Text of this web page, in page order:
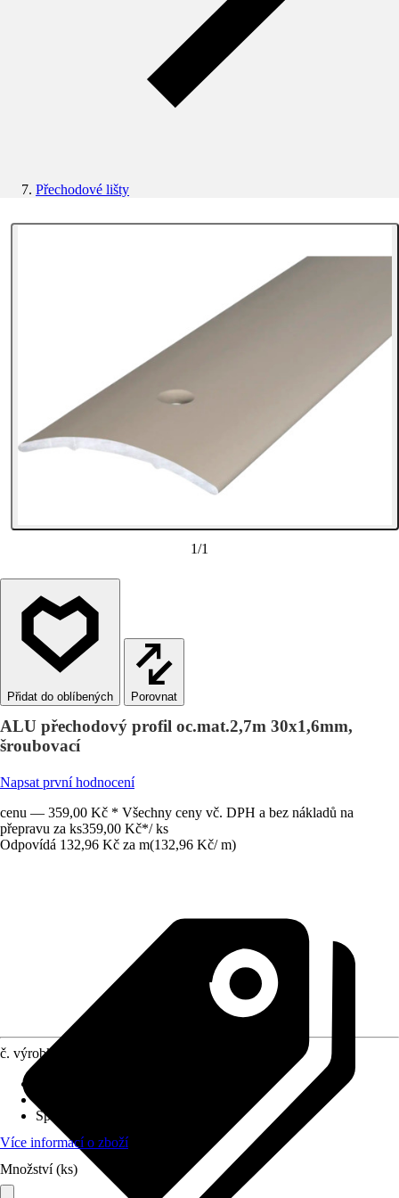
Přechodové lišty
1/1
Porovnat
ALU přechodový profil oc.mat.2,7m 30x1,6mm,
šroubovací
Napsat první hodnocení
cenu — 359,00 Kč * Všechny ceny vč. DPH a bez nákladů na
přepravu za ks359,00 Kč*/ ks
Odpovídá 132,96 Kč za m(132,96 Kč/ m)
č. výrobku
Specifikace materiálu
Více informací o zboží
Množství (ks)